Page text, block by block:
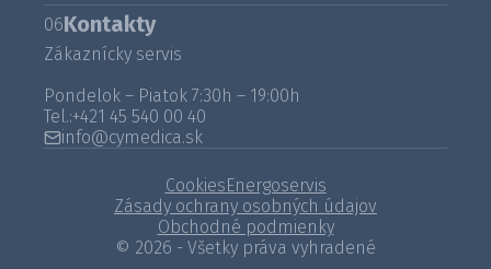
06Kontakty
Zákaznícky servis
Pondelok – Piatok 7:30h – 19:00h
Tel.:+421 45 540 00 40
info@cymedica.sk
© 2026 - Všetky práva vyhradené
CookiesEnergoservis
Zásady ochrany osobných údajov
Obchodné podmienky